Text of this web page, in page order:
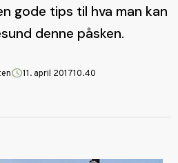
gode tips til hva man kan
denne påsken.
schedule11. april 201710.40